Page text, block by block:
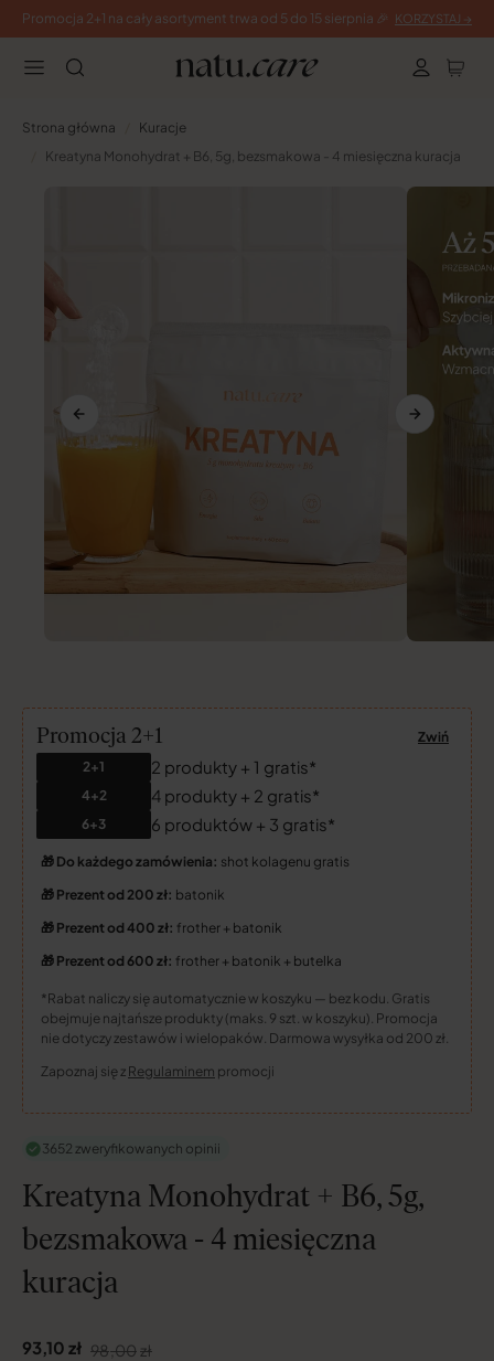
PRZEJDŹ DO
TREŚCI
Promocja 2+1 na cały asortyment trwa od 5 do 15 sierpnia 🎉 KORZYSTAJ →
Strona główna
Kuracje
Kreatyna Monohydrat + B6, 5g, bezsmakowa - 4 miesięczna kuracja
Promocja 2+1
Zwiń
2+1
2 produkty + 1 gratis*
4+2 4 produkty + 2 gratis*
6+3 6 produktów + 3 gratis*
🎁 Do każdego zamówienia: shot kolagenu gratis
🎁 Prezent od 200 zł: batonik
🎁 Prezent od 400 zł: frother + batonik
🎁 Prezent od 600 zł: frother + batonik + butelka
*Rabat naliczy się automatycznie w koszyku — bez kodu. Gratis
obejmuje najtańsze produkty (maks. 9 szt. w koszyku). Promocja
nie dotyczy zestawów i wielopaków. Darmowa wysyłka od 200 zł.
Zapoznaj się z Regulaminem promocji
3652 zweryfikowanych opinii
Kreatyna Monohydrat + B6, 5g,
bezsmakowa - 4 miesięczna
kuracja
93,10 zł 98,00zł